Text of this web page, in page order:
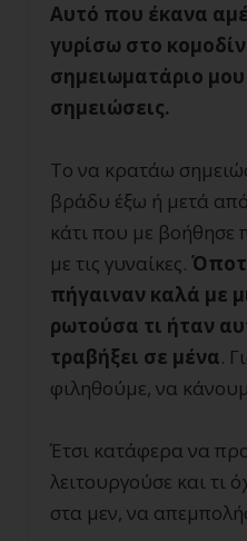
Αυτό που έκανα
γυρίσω στο
σημειωματάριο
σημειώσεις.
Το να κρατάω
βράδυ έξω ή μετά
κάτι που με βοήθησε
με τις γυναίκες.
πήγαιναν καλά με
ρωτούσα τι ήταν
τραβήξει σε μένα.
φιληθούμε, να
Έτσι κατάφερα να
λειτουργούσε και τι
στα μεν, να